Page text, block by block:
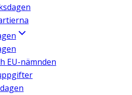
EU-nämnden